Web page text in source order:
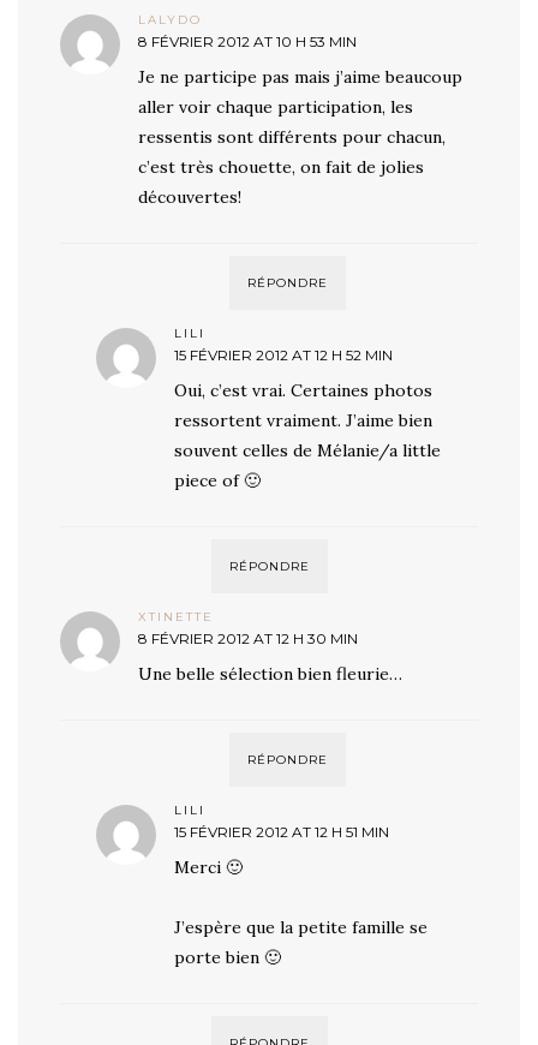
LALYDO
8 FÉVRIER 2012 AT 10 H 53 MIN
Je ne participe pas mais j’aime beaucoup
aller voir chaque participation, les
ressentis sont différents pour chacun,
c’est très chouette, on fait de jolies
découvertes!
RÉPONDRE
LILI
15 FÉVRIER 2012 AT 12 H 52 MIN
Oui, c’est vrai. Certaines photos
ressortent vraiment. J’aime bien
souvent celles de Mélanie/a little
piece of 🙂
RÉPONDRE
XTINETTE
8 FÉVRIER 2012 AT 12 H 30 MIN
Une belle sélection bien fleurie…
RÉPONDRE
LILI
15 FÉVRIER 2012 AT 12 H 51 MIN
Merci 🙂
J’espère que la petite famille se
porte bien 🙂